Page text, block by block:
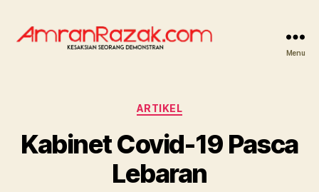
Menu
Categories
ARTIKEL
Kabinet Covid-19 Pasca
Lebaran